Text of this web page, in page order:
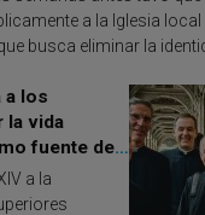
a la Iglesia local
busca eliminar la
a los
la vida
fuente de
a la